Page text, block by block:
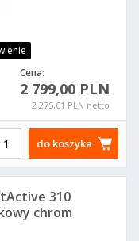
Cena:
2 799,00 PLN
2 275,61 PLN netto
do koszyka
310
chrom